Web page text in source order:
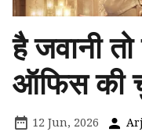
है जवानी
ऑफिस की
12 Jun, 2026